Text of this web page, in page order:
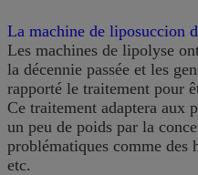
La machine de liposuccion
Les machines de lipolyse
la décennie passée et les
rapporté le traitement pour
Ce traitement adaptera aux
un peu de poids par la
problématiques comme des
etc.